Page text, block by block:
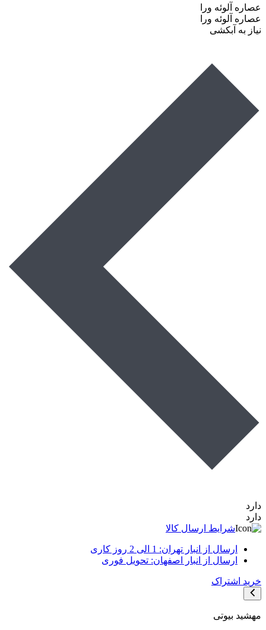
عصاره آلوئه ورا
عصاره آلوئه ورا
نیاز به آبکشی
دارد
دارد
شرایط ارسال کالا
ارسال از انبار تهران: 1 الی 2 روز کاری
ارسال از انبار اصفهان: تحویل فوری
خرید اشتراک
مهشید بیوتی